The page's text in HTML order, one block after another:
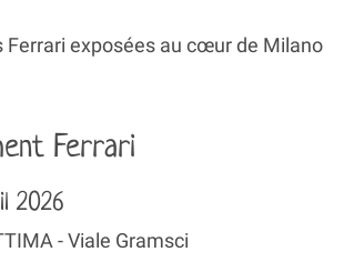
Ferrari exposées au cœur de Milano
Ferrari
2026
- Viale Gramsci